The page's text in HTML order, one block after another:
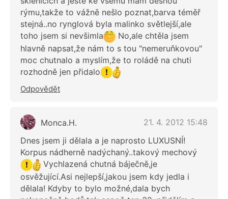
rýmu,takže to vážně nešlo poznat,barva téměř
stejná..no rynglová byla malinko světlejší,ale
toho jsem si nevšimla
No,ale chtěla jsem
hlavně napsat,že nám to s tou "nemeruňkovou"
moc chutnalo a myslím,že to roládě na chuti
rozhodně jen přidalo
Odpovědět
Monca.H.
21. 4. 2012 15:48
Dnes jsem ji dělala a je naprosto LUXUSNÍ!
Korpus nádherně nadýchaný..takový mechový
Vychlazená chutná báječně,je
osvěžující.Asi nejlepší,jakou jsem kdy jedla i
dělala! Kdyby to bylo možné,dala bych